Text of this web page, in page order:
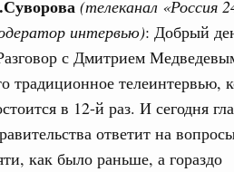
(телеканал «Россия
интервью): Добрый
с Дмитрием
традиционное телеинтервью,
в 12-й раз. И сегодня
ответит на
как было раньше, а гораздо
городов. Городская среда